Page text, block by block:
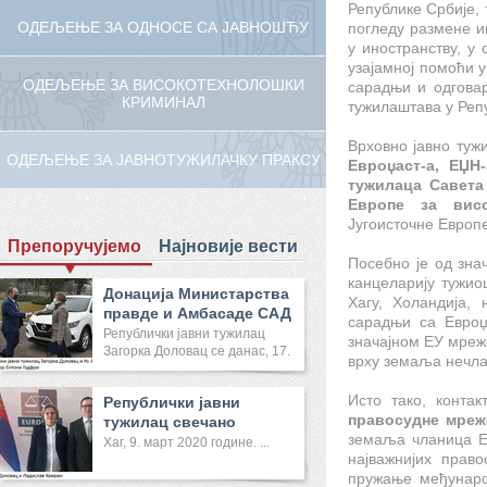
Републике
погледу размене
у иностранству, у
узајамној
сарадњи и
тужилаштава у
Врховно јавно
Евроџаст-а,
тужилаца
Европе за
Југоисточне
Посебно је од
канцеларију
Хагу,
сарадњи са
значајном ЕУ
врху земаља
Исто тако,
правосудне
земаља чланица
најважнијих
пружање
ОДЕЉЕЊЕ ЗА ОДНОСЕ СА ЈАВНОШЋУ
ОДЕЉЕЊЕ ЗА ВИСОКОТЕХНОЛОШКИ
КРИМИНАЛ
ОДЕЉЕЊЕ ЗА ЈАВНОТУЖИЛАЧКУ ПРАКСУ
Препоручујемо Најновије вести
Донација Министарства
правде и Амбасаде САД
Реп...
Републички јавни тужилац
Загорка Доловац се данас, 17.
...
Републички јавни
тужилац свечано
отворила Канце...
Хаг, 9. март 2020 године. ...